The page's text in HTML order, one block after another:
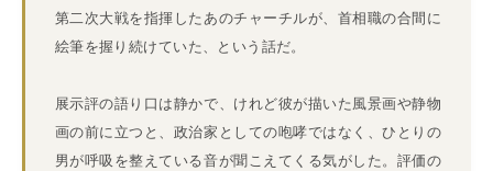
第二次大戦を指揮したあのチャーチルが、首相職の合間に
絵筆を握り続けていた、という話だ。
展示評の語り口は静かで、けれど彼が描いた風景画や静物
画の前に立つと、政治家としての咆哮ではなく、ひとりの
男が呼吸を整えている音が聞こえてくる気がした。評価の